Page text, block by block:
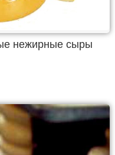
нежирные сыры